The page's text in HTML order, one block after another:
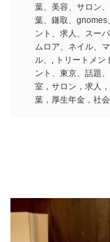
葉、美容、サロン
葉、鎌取、gnomes
ント、求人、スー
ムロア、ネイル、
ル、 , トリートメ
ント、東京、話題、
室，サロン，求人
葉，厚生年金，社